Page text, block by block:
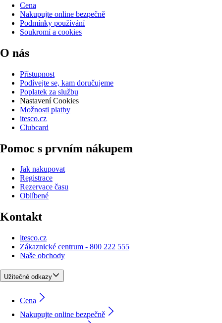
Cena
Nakupujte online bezpečně
Podmínky používání
Soukromí a cookies
O nás
Přístupnost
Podívejte se, kam doručujeme
Poplatek za službu
Nastavení Cookies
Možnosti platby
itesco.cz
Clubcard
Pomoc s prvním nákupem
Jak nakupovat
Registrace
Rezervace času
Oblíbené
Kontakt
itesco.cz
Zákaznické centrum - 800 222 555
Naše obchody
Užitečné odkazy
Cena
Nakupujte online bezpečně